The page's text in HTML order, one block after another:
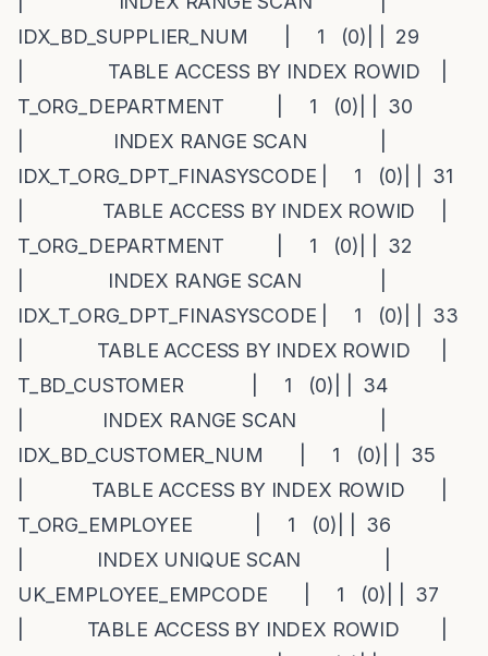
IDX_BD_SUPPLIER_NUM | 1 (0)| | 29
| TABLE ACCESS BY INDEX ROWID |
T_ORG_DEPARTMENT | 1 (0)| | 30
| INDEX RANGE SCAN |
IDX_T_ORG_DPT_FINASYSCODE | 1 (0)| | 31
| TABLE ACCESS BY INDEX ROWID |
T_ORG_DEPARTMENT | 1 (0)| | 32
| INDEX RANGE SCAN |
IDX_T_ORG_DPT_FINASYSCODE | 1 (0)| | 33
| TABLE ACCESS BY INDEX ROWID |
T_BD_CUSTOMER | 1 (0)| | 34
| INDEX RANGE SCAN |
IDX_BD_CUSTOMER_NUM | 1 (0)| | 35
| TABLE ACCESS BY INDEX ROWID |
T_ORG_EMPLOYEE | 1 (0)| | 36
| INDEX UNIQUE SCAN |
UK_EMPLOYEE_EMPCODE | 1 (0)| | 37
| TABLE ACCESS BY INDEX ROWID |